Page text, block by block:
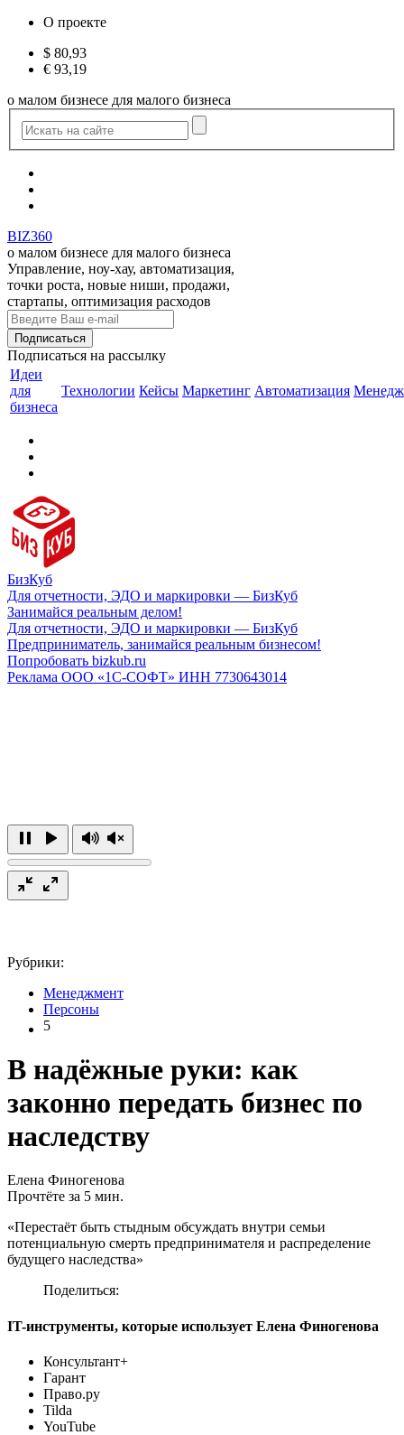
О проекте
$ 80,93
€ 93,19
о малом бизнесе для малого бизнеса
BIZ360
о малом бизнесе для малого бизнеса
Управление, ноу-хау, автоматизация,
точки роста, новые ниши, продажи,
стартапы, оптимизация расходов
Подписаться на рассылку
Идеи
для
бизнеса
Технологии Кейсы Маркетинг Автоматизация
БизКуб
Для отчетности, ЭДО и маркировки — БизКуб
Занимайся реальным делом!
Для отчетности, ЭДО и маркировки — БизКуб
Предприниматель, занимайся реальным бизнесом!
Попробовать bizkub.ru
Реклама ООО «1С-СОФТ» ИНН 7730643014
Рубрики:
Менеджмент
Персоны
5
В надёжные руки: как
законно передать бизнес по
наследству
Елена Финогенова
Прочтёте за 5 мин.
«Перестаёт быть стыдным обсуждать внутри семьи
потенциальную смерть предпринимателя и распределение
будущего наследства»
Поделиться:
IT-инструменты, которые использует Елена Финогенова
Консультант+
Гарант
Право.ру
Tilda
YouTube